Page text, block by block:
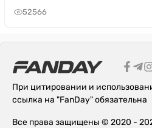
52566
При цитировании и
ссылка на "FanDay" обязательна
Все права защищены © 2020 -